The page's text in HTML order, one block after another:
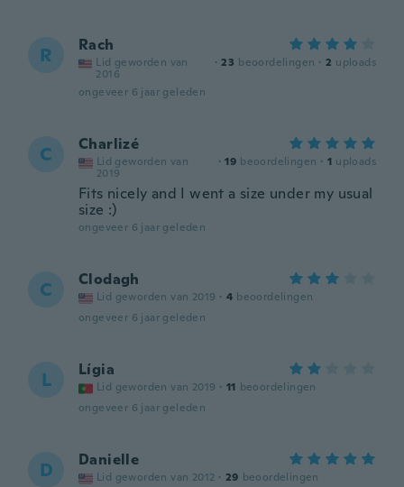
R Rach
Lid geworden van
2016
· 23 beoordelingen · 2 uploads
ongeveer 6 jaar geleden
C Charlizé
Lid geworden van
2019
· 19 beoordelingen · 1 uploads
Fits nicely and I went a size under my usual
size :)
ongeveer 6 jaar geleden
C Clodagh
Lid geworden van 2019 · 4 beoordelingen
ongeveer 6 jaar geleden
L Lígia
Lid geworden van 2019 · 11 beoordelingen
ongeveer 6 jaar geleden
D Danielle
Lid geworden van 2012 · 29 beoordelingen